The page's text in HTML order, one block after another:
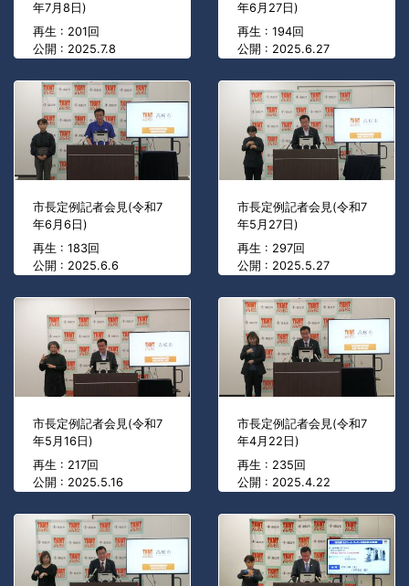
年7月8日)
再生 : 201回
公開 : 2025.7.8
年6月27日)
再生 : 194回
公開 : 2025.6.27
市長定例記者会見(令和7
年6月6日)
再生 : 183回
公開 : 2025.6.6
市長定例記者会見(令和7
年5月27日)
再生 : 297回
公開 : 2025.5.27
市長定例記者会見(令和7
年5月16日)
再生 : 217回
公開 : 2025.5.16
市長定例記者会見(令和7
年4月22日)
再生 : 235回
公開 : 2025.4.22